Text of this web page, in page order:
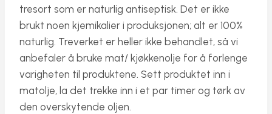
tresort som er naturlig antiseptisk. Det er ikke
brukt noen kjemikalier i produksjonen; alt er 100%
naturlig. Treverket er heller ikke behandlet, så vi
anbefaler å bruke mat/ kjøkkenolje for å forlenge
varigheten til produktene. Sett produktet inn i
matolje, la det trekke inn i et par timer og tørk av
den overskytende oljen.